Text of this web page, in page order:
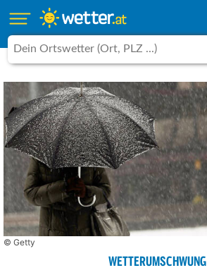
© Getty
WETTERUMSCHWUNG